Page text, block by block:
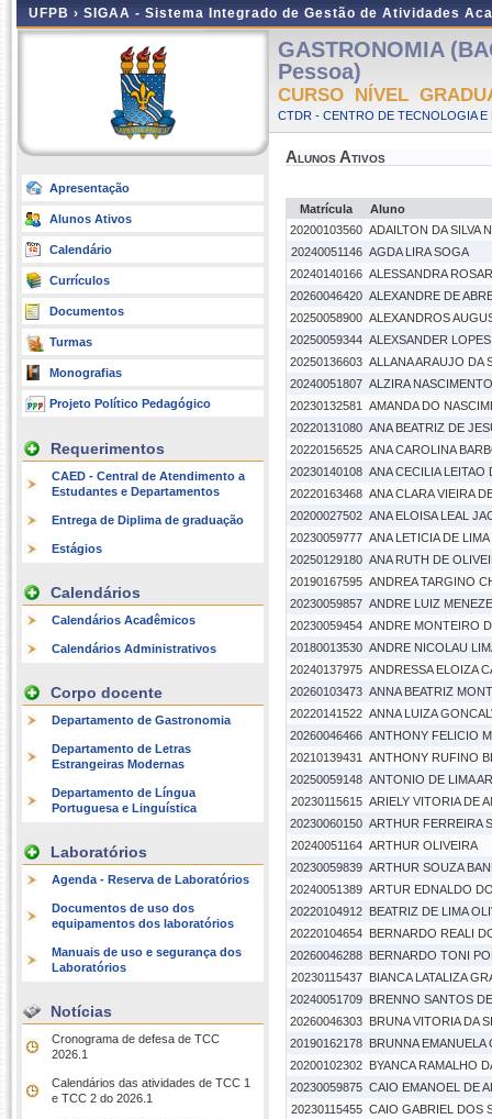
UFPB › SIGAA - Sistema Integrado de Gestão de Atividades
Apresentação
Alunos Ativos
Calendário
Currículos
Documentos
Turmas
Monografias
Projeto Político Pedagógico
Requerimentos
CAED - Central de Atendimento a
Estudantes e Departamentos
Entrega de Diplima de graduação
Estágios
Calendários
Calendários Acadêmicos
Calendários Administrativos
Corpo docente
Departamento de Gastronomia
Departamento de Letras
Estrangeiras Modernas
Departamento de Língua
Portuguesa e Linguística
Laboratórios
Agenda - Reserva de Laboratórios
Documentos de uso dos
equipamentos dos laboratórios
Manuais de uso e segurança dos
Laboratórios
Notícias
Cronograma de defesa de TCC
2026.1
Calendários das atividades de TCC 1
e TCC 2 do 2026.1
GASTRONOMIA
Pessoa)
CURSO NÍVEL
CTDR - CENTRO DE TECNOLOGIA
Alunos Ativos
Matrícula
Aluno
20200103560 ADAILTON DA SILVA
20240051146 AGDA LIRA SOGA
20240140166 ALESSANDRA
20260046420 ALEXANDRE DE
20250058900 ALEXANDROS
20250059344 ALEXSANDER LOPES
20250136603 ALLANA ARAUJO DA
20240051807 ALZIRA
20230132581
AMANDA DO
20220131080 ANA BEATRIZ DE
20220156525 ANA CAROLINA
20230140108 ANA CECILIA LEITAO
20220163468 ANA CLARA VIEIRA
20200027502 ANA ELOISA LEAL
20230059777 ANA LETICIA DE
20250129180 ANA RUTH DE
20190167595 ANDREA TARGINO
20230059857 ANDRE LUIZ
20230059454 ANDRE MONTEIRO
20180013530 ANDRE NICOLAU
20240137975 ANDRESSA ELOIZA
20260103473 ANNA BEATRIZ
20220141522 ANNA LUIZA
20260046466 ANTHONY FELICIO
20210139431
ANTHONY RUFINO
20250059148 ANTONIO DE LIMA
20230115615 ARIELY VITORIA DE
20230060150 ARTHUR FERREIRA
20240051164 ARTHUR OLIVEIRA
20230059839 ARTHUR SOUZA
20240051389 ARTUR EDNALDO
20220104912 BEATRIZ DE LIMA
20220104654 BERNARDO REALI
20260046288 BERNARDO TONI
20230115437
BIANCA LATALIZA
20240051709 BRENNO SANTOS
20260046303 BRUNA VITORIA DA
20190162178 BRUNNA
20200102302 BYANCA RAMALHO
20230059875 CAIO EMANOEL DE
20230115455 CAIO GABRIEL DOS